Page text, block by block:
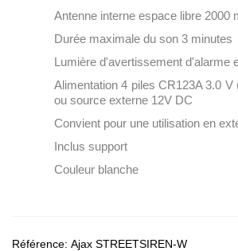
Antenne interne espace libre 2000
Durée maximale du son 3 minutes
Lumière d'avertissement d'alarme
Alimentation 4 piles CR123A 3.0 V
ou source externe 12V DC
Convient pour une utilisation en
Inclus support
Couleur blanche
Référence: Ajax STREETSIREN-W